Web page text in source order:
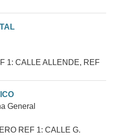
1: CALLE ALLENDE, REF
General
REF 1: CALLE G.